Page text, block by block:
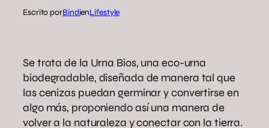
Escrito porBindienLifestyle
Se trata de la Urna Bios, una eco-urna
biodegradable, diseñada de manera tal que
las cenizas puedan germinar y convertirse en
algo más, proponiendo así una manera de
volver a la naturaleza y conectar con la tierra.